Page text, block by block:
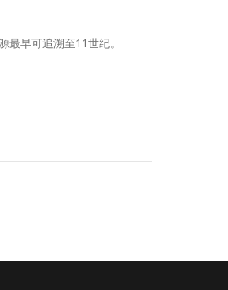
早可追溯至11世纪。